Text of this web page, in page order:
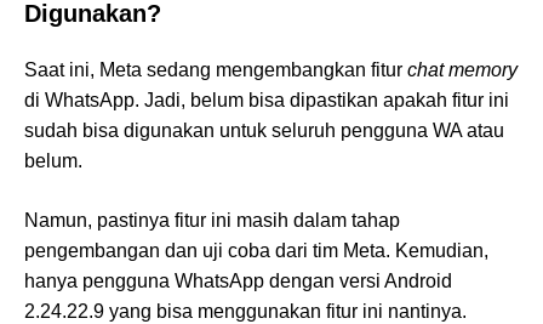
Digunakan?
Saat ini, Meta sedang mengembangkan fitur chat memory
di WhatsApp. Jadi, belum bisa dipastikan apakah fitur ini
sudah bisa digunakan untuk seluruh pengguna WA atau
belum.
Namun, pastinya fitur ini masih dalam tahap
pengembangan dan uji coba dari tim Meta. Kemudian,
hanya pengguna WhatsApp dengan versi Android
2.24.22.9 yang bisa menggunakan fitur ini nantinya.